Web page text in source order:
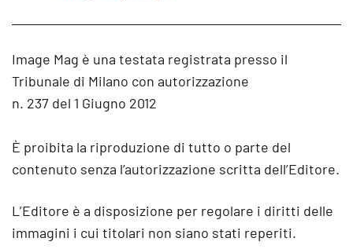
Image Mag è una testata registrata presso il
Tribunale di Milano con autorizzazione
n. 237 del 1 Giugno 2012
È proibita la riproduzione di tutto o parte del
contenuto senza l’autorizzazione scritta dell’Editore.
L’Editore è a disposizione per regolare i diritti delle
immagini i cui titolari non siano stati reperiti.